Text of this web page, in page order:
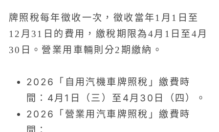
牌照稅每年徵收一次，徵收當年1月1日至
12月31日的費用，繳稅期限為4月1日至4月
30日。營業用車輛則分2期繳納。
2026「自用汽機車牌照稅」繳費時
間：4月1日（三）至4月30日（四）。
2026「營業用汽車牌照稅」繳費時